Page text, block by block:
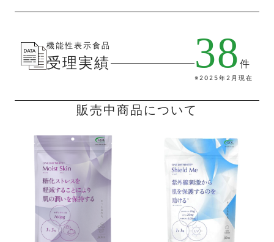
機能性表示食品
受理実績 38 件
※2025年2月現在
販売中商品について